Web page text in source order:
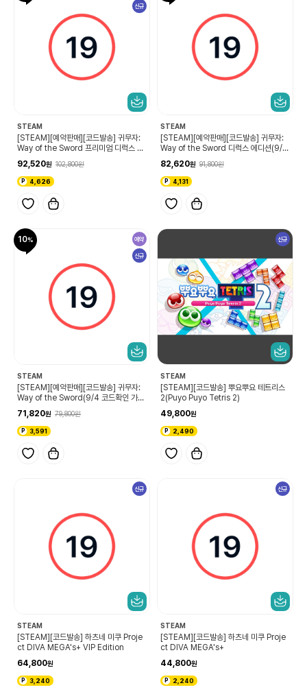
신규
STEAM
[STEAM][예약판매][코드발송] 귀무자:
Way of the Sword 프리미엄 디럭스 에
92,520 102,800
4,626
STEAM
[STEAM][예약판매][코드발송] 귀무자:
Way of the Sword 디럭스 에디션(9/4
82,620 91,800
4,131
10 예약
신규
STEAM
[STEAM][예약판매][코드발송] 귀무자:
Way of the Sword(9/4 코드확인 가
71,820 79,800
3,591
신규
STEAM
[STEAM][코드발송] 뿌요뿌요 테트리스
2(Puyo Puyo Tetris 2)
49,800
2,490
신규
STEAM
[STEAM][코드발송] 하츠네 미쿠 Proje
ct DIVA MEGA's+ VIP Edition
64,800
3,240
신규
STEAM
[STEAM][코드발송] 하츠네 미쿠 Proje
ct DIVA MEGA's+
44,800
2,240